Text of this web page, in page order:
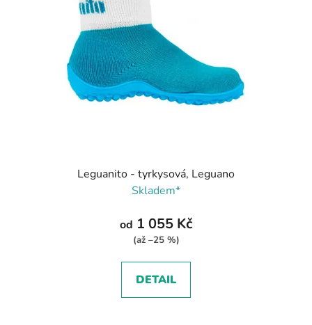
Leguanito - tyrkysová, Leguano
Skladem*
od 1 055 Kč
(až –25 %)
DETAIL